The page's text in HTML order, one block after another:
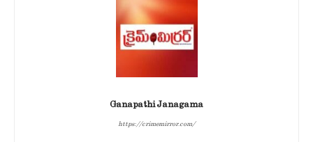
Ganapathi Janagama
https://crimemirror.com/